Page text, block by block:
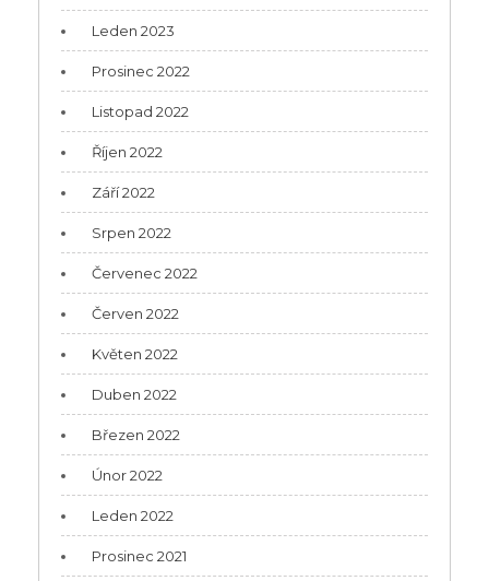
Leden 2023
Prosinec 2022
Listopad 2022
Říjen 2022
Září 2022
Srpen 2022
Červenec 2022
Červen 2022
Květen 2022
Duben 2022
Březen 2022
Únor 2022
Leden 2022
Prosinec 2021